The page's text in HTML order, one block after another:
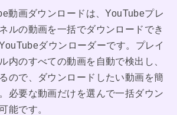
動画ダウンロードは、YouTubeプレ
ルの動画を一括でダウンロードでき
ダウンローダーです。プレイ
内のすべての動画を自動で検出し、
ので、ダウンロードしたい動画を簡
必要な動画だけを選んで一括ダウン
能です。